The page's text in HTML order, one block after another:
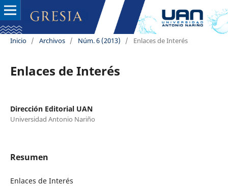
Inicio / Archivos / Núm. 6 (2013) / Enlaces de Interés
Enlaces de Interés
Dirección Editorial UAN
Universidad Antonio Nariño
Resumen
Enlaces de Interés